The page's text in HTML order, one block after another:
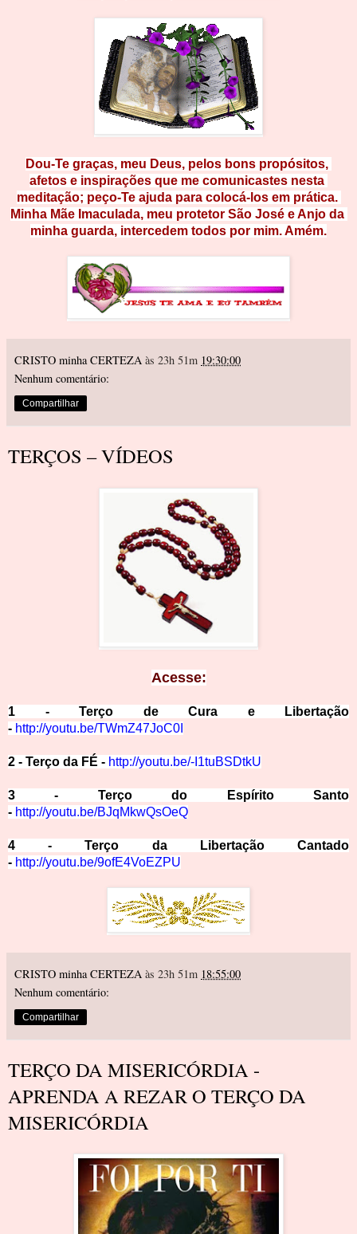
Dou-Te graças, meu Deus, pelos bons propósitos,
afetos e inspirações que me comunicastes nesta
meditação; peço-Te ajuda para colocá-los em prática.
Minha Mãe Imaculada, meu protetor São José e Anjo da
minha guarda, intercedem todos por mim. Amém.﻿
CRISTO minha CERTEZA às 23h 51m 19:30:00
Nenhum comentário:
Compartilhar
TERÇOS – VÍDEOS
Acesse:
1 - Terço de Cura e Libertação
- http://youtu.be/TWmZ47JoC0I
2 - Terço da FÉ - http://youtu.be/-I1tuBSDtkU
3 - Terço do Espírito Santo
- http://youtu.be/BJqMkwQsOeQ
4 - Terço da Libertação Cantado
- http://youtu.be/9ofE4VoEZPU
CRISTO minha CERTEZA às 23h 51m 18:55:00
Nenhum comentário:
Compartilhar
TERÇO DA MISERICÓRDIA -
APRENDA A REZAR O TERÇO DA
MISERICÓRDIA